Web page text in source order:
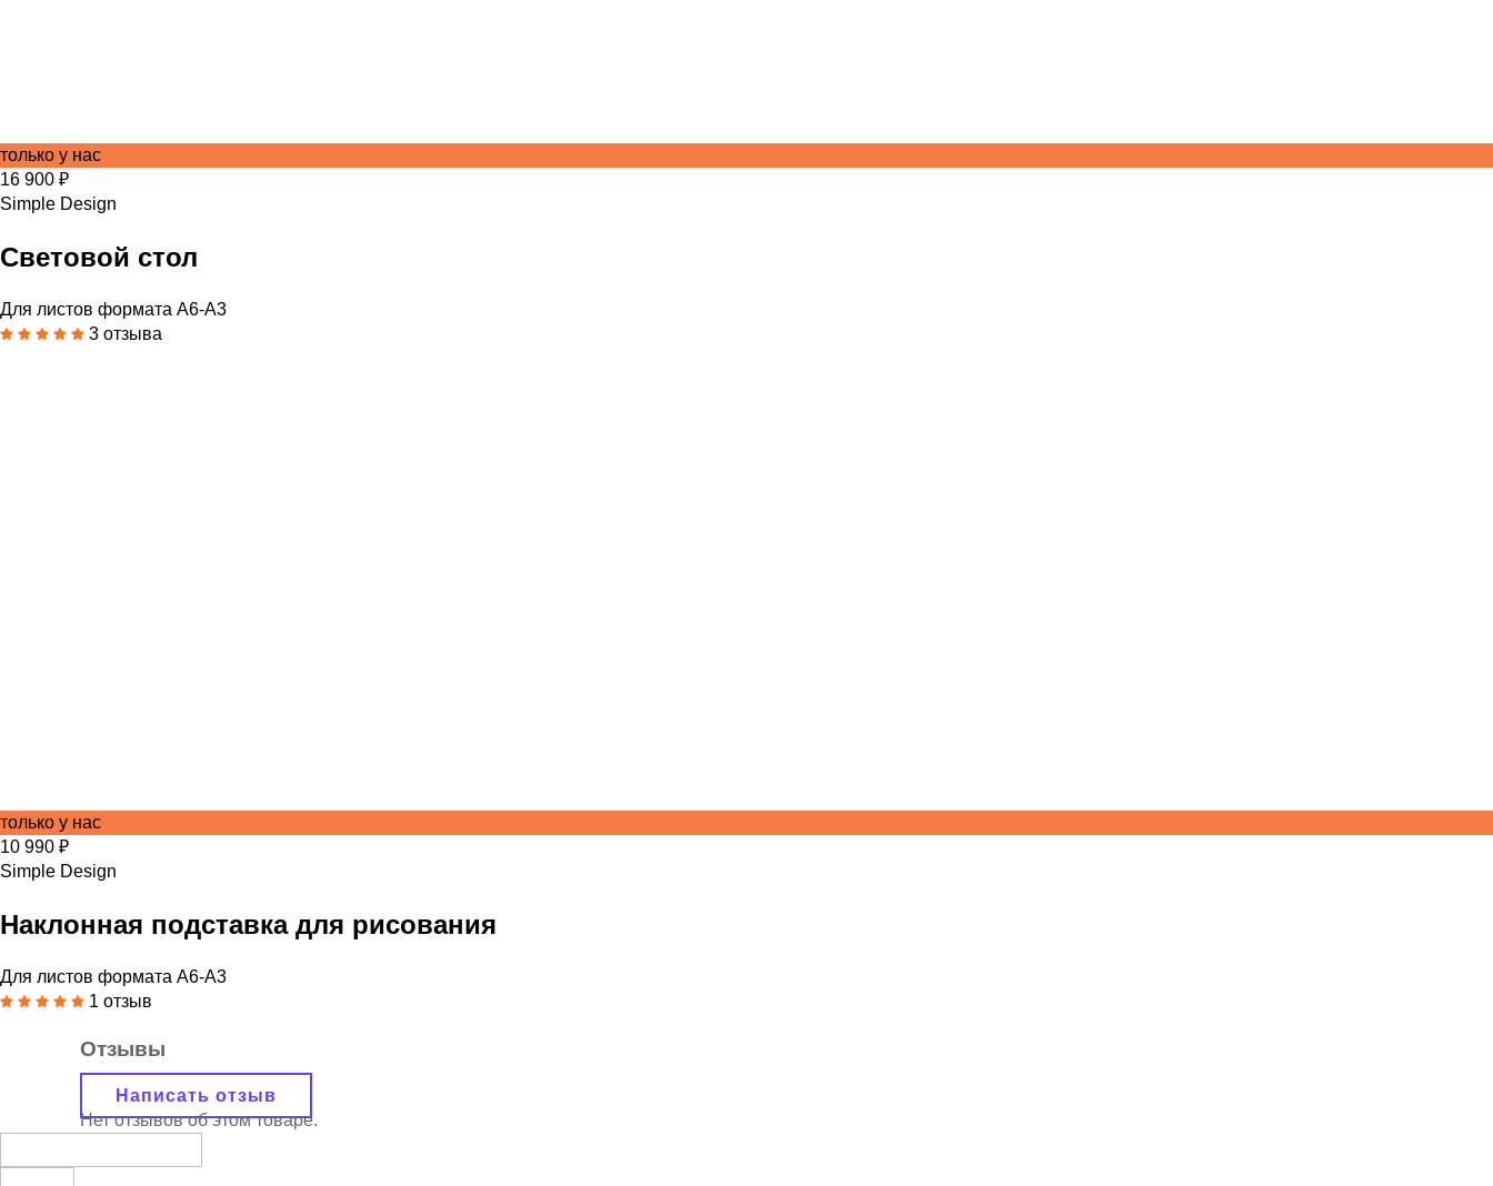
только у нас
16 900 ₽
Simple Design
Световой стол
Для листов формата А6-А3
3 отзыва
только у нас
10 990 ₽
Simple Design
Наклонная подставка для рисования
Для листов формата А6-А3
1 отзыв
Отзывы
Написать отзыв
Нет отзывов об этом товаре.